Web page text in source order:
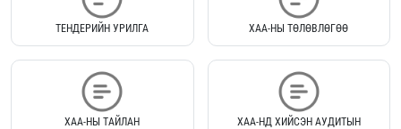
ТЕНДЕРИЙН УРИЛГА ХАА-НЫ ТӨЛӨВЛӨГӨӨ
ХАА-НЫ ТАЙЛАН
ХАА-НД ХИЙСЭН АУДИТЫН